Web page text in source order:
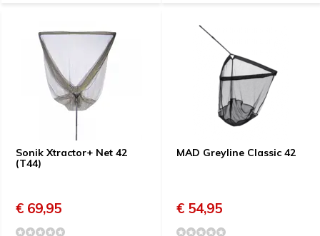
Sonik Xtractor+ Net 42
(T44)
€ 69,95
MAD Greyline Classic 42
€ 54,95